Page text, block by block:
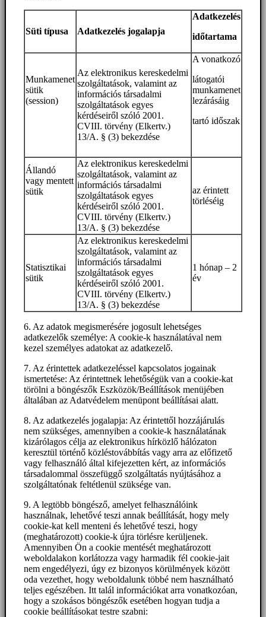
Süti típusa Adatkezelés jogalapja
Adatkezelés
időtartama
Munkamenet
sütik
(session)
Az elektronikus kereskedelmi
szolgáltatások, valamint az
információs társadalmi
szolgáltatások egyes
kérdéseiről szóló 2001.
CVIII. törvény (Elkertv.)
13/A. § (3) bekezdése
A vonatkozó
látogatói
munkamenet
lezárásáig
tartó időszak
Állandó
vagy mentett
sütik
Az elektronikus kereskedelmi
szolgáltatások, valamint az
információs társadalmi
szolgáltatások egyes
kérdéseiről szóló 2001.
CVIII. törvény (Elkertv.)
13/A. § (3) bekezdése
az érintett
törléséig
Statisztikai
sütik
Az elektronikus kereskedelmi
szolgáltatások, valamint az
információs társadalmi
szolgáltatások egyes
kérdéseiről szóló 2001.
CVIII. törvény (Elkertv.)
13/A. § (3) bekezdése
1 hónap – 2
év
6. Az adatok megismerésére jogosult lehetséges
adatkezelők személye: A cookie-k használatával nem
kezel személyes adatokat az adatkezelő.
7. Az érintettek adatkezeléssel kapcsolatos jogainak
ismertetése: Az érintettnek lehetőségük van a cookie-kat
törölni a böngészők Eszközök/Beállítások menüjében
általában az Adatvédelem menüpont beállításai alatt.
8. Az adatkezelés jogalapja: Az érintettől hozzájárulás
nem szükséges, amennyiben a cookie-k használatának
kizárólagos célja az elektronikus hírközlő hálózaton
keresztül történő közléstovábbítás vagy arra az előfizető
vagy felhasználó által kifejezetten kért, az információs
társadalommal összefüggő szolgáltatás nyújtásához a
szolgáltatónak feltétlenül szüksége van.
9. A legtöbb böngésző, amelyet felhasználóink
használnak, lehetővé teszi annak beállítását, hogy mely
cookie-kat kell menteni és lehetővé teszi, hogy
(meghatározott) cookie-k újra törlésre kerüljenek.
Amennyiben Ön a cookie mentését meghatározott
weboldalakon korlátozza vagy harmadik fél cookie-jait
nem engedélyezi, úgy ez bizonyos körülmények között
oda vezethet, hogy weboldalunk többé nem használható
teljes egészében. Itt talál információkat arra vonatkozóan,
hogy a szokásos böngészők esetében hogyan tudja a
cookie beállításokat testre szabni: